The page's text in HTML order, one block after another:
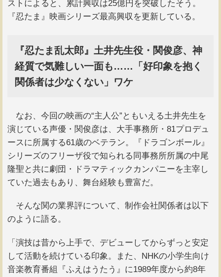
ストによると、累計興収は25億円を突破したそう。
『忍たま』映画シリーズ最高興収を更新している。
『忍たま乱太郎』土井先生役・関俊彦、神
経質で気難しい一面も……「好印象を抱く
関係者は少なくない」ワケ
なお、今回の映画の“主人公”ともいえる土井先生を
演じている声優・関俊彦は、大手事務所・81プロデュ
ースに所属する61歳のベテラン。『ドラゴンボール』
シリーズのフリーザ役で知られる同事務所所属の中尾
隆聖と共に劇団・ドラマティックカンパニーを主宰し
ていた過去もあり、舞台経験も豊富だ。
そんな関の業界評について、制作会社関係者は以下
のように語る。
「演技は昔から上手で、デビューしてからずっと安定
して活動を続けている印象。また、NHKの小学生向け
音楽教育番組『ふえはうたう』に1989年度から約8年